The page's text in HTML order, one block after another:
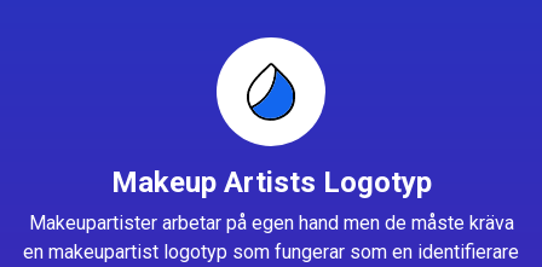
Makeup Artists Logotyp
Makeupartister arbetar på egen hand men de måste kräva
en makeupartist logotyp som fungerar som en identifierare